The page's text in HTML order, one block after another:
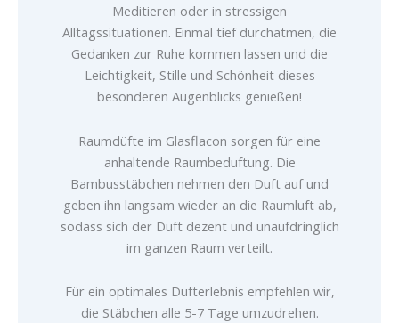
Meditieren oder in stressigen
Alltagssituationen. Einmal tief durchatmen, die
Gedanken zur Ruhe kommen lassen und die
Leichtigkeit, Stille und Schönheit dieses
besonderen Augenblicks genießen!
Raumdüfte im Glasflacon sorgen für eine
anhaltende Raumbeduftung. Die
Bambusstäbchen nehmen den Duft auf und
geben ihn langsam wieder an die Raumluft ab,
sodass sich der Duft dezent und unaufdringlich
im ganzen Raum verteilt.
Für ein optimales Dufterlebnis empfehlen wir,
die Stäbchen alle 5-7 Tage umzudrehen.